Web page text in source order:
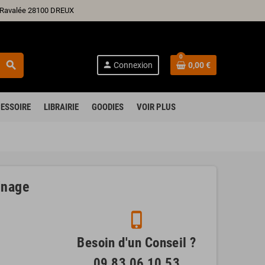
28100 DREUX
search person Connexion
0
0,00 €
LIBRAIRIE GOODIES VOIR PLUS
phone_iphone
Besoin d'un Conseil ?